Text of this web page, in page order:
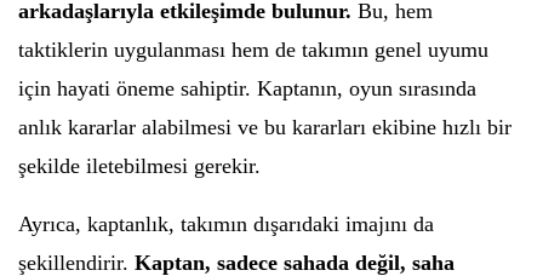
arkadaşlarıyla etkileşimde bulunur. Bu, hem
taktiklerin uygulanması hem de takımın genel uyumu
için hayati öneme sahiptir. Kaptanın, oyun sırasında
anlık kararlar alabilmesi ve bu kararları ekibine hızlı bir
şekilde iletebilmesi gerekir.
Ayrıca, kaptanlık, takımın dışarıdaki imajını da
şekillendirir. Kaptan, sadece sahada değil, saha